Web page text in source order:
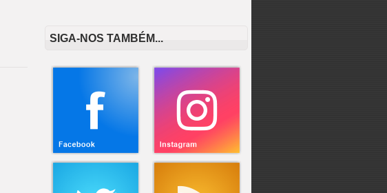
SIGA-NOS TAMBÉM...